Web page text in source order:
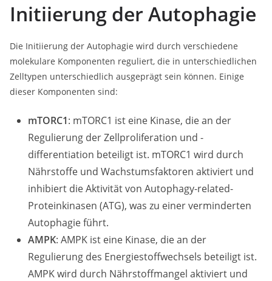
Initiierung der Autophagie
Die Initiierung der Autophagie wird durch verschiedene
molekulare Komponenten reguliert, die in unterschiedlichen
Zelltypen unterschiedlich ausgeprägt sein können. Einige
dieser Komponenten sind:
mTORC1: mTORC1 ist eine Kinase, die an der
Regulierung der Zellproliferation und -
differentiation beteiligt ist. mTORC1 wird durch
Nährstoffe und Wachstumsfaktoren aktiviert und
inhibiert die Aktivität von Autophagy-related-
Proteinkinasen (ATG), was zu einer verminderten
Autophagie führt.
AMPK: AMPK ist eine Kinase, die an der
Regulierung des Energiestoffwechsels beteiligt ist.
AMPK wird durch Nährstoffmangel aktiviert und